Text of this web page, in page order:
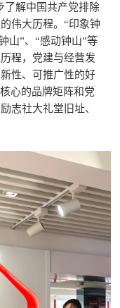
了解中国共产党排除
伟大历程。“印象钟
山”、“感动钟山”等
程，党建与经营发
性、可推广性的好
心的品牌矩阵和党
志社大礼堂旧址、